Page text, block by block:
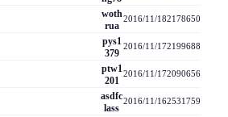
woth
rua
2016/11/182178650
pys1
379
2016/11/172199688
ptw1
201
2016/11/172090656
asdfc
lass
2016/11/162531 759